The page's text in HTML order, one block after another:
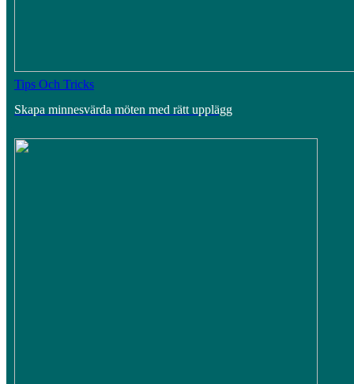
Tips Och Tricks
Skapa minnesvärda möten med rätt upplägg